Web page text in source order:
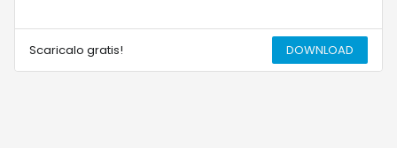
Scaricalo gratis! DOWNLOAD